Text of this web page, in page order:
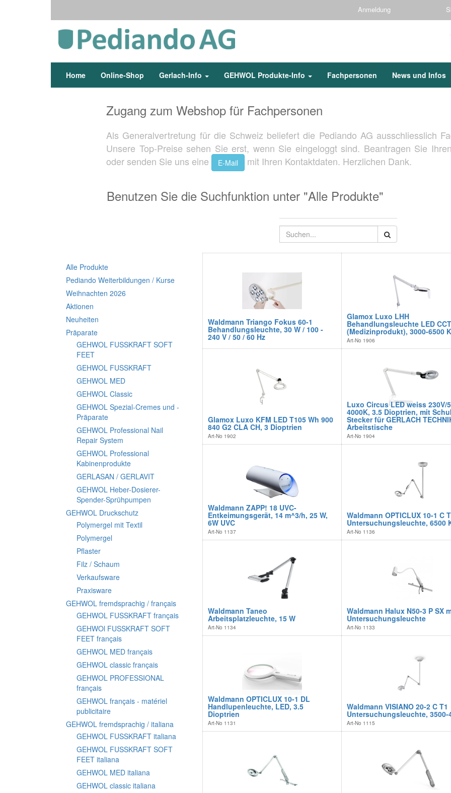
Anmeldung
Home Online-Shop Gerlach-Info GEHWOL Produkte-Info Fachpersonen News und Infos
Zugang zum Webshop für Fachpersonen
Als Generalvertretung für die Schweiz beliefert die Pediando AG ausschliesslich
Unsere Top-Preise sehen Sie erst, wenn Sie eingeloggt sind. Beantragen Sie
oder senden Sie uns eine
E-Mail mit Ihren Kontaktdaten. Herzlichen Dank.
Benutzen Sie die Suchfunktion unter "Alle Produkte"
Alle Produkte
Pediando Weiterbildungen / Kurse
Weihnachten 2026
Aktionen
Neuheiten
Präparate
GEHWOL FUSSKRAFT SOFT
FEET
GEHWOL FUSSKRAFT
GEHWOL MED
GEHWOL Classic
GEHWOL Spezial-Cremes und -
Präparate
GEHWOL Professional Nail
Repair System
GEHWOL Professional
Kabinenprodukte
GERLASAN / GERLAVIT
GEHWOL Heber-Dosierer-
Spender-Sprühpumpen
GEHWOL Druckschutz
Polymergel mit Textil
Polymergel
Pflaster
Filz / Schaum
Verkaufsware
Praxisware
GEHWOL fremdsprachig / français
GEHWOL FUSSKRAFT français
GEHWOl FUSSKRAFT SOFT
FEET français
GEHWOL MED français
GEHWOL classic français
GEHWOL PROFESSIONAL
français
GEHWOL français - matériel
publicitaire
GEHWOL fremdsprachig / italiana
GEHWOL FUSSKRAFT italiana
GEHWOL FUSSKRAFT SOFT
FEET italiana
GEHWOL MED italiana
GEHWOL classic italiana
Waldmann Triango Fokus 60-1
Behandlungsleuchte, 30 W / 100 -
240 V / 50 / 60 Hz
Glamox Luxo LHH
Behandlungsleuchte LED CCT
(Medizinprodukt), 3000-6500
Art-No 1906
Glamox Luxo KFM LED T105 Wh 900
840 G2 CLA CH, 3 Dioptrien
Art-No 1902
Luxo Circus LED weiss 230V/
4000K, 3.5 Dioptrien, mit
Stecker für GERLACH
Arbeitstische
Art-No 1904
Waldmann ZAPP! 18 UVC-
Entkeimungsgerät, 14 m^3/h, 25 W,
6W UVC
Art-No 1137
Waldmann OPTICLUX 10-1 C
Untersuchungsleuchte, 6500
Art-No 1136
Waldmann Taneo
Arbeitsplatzleuchte, 15 W
Art-No 1134
Waldmann Halux N50-3 P SX
Untersuchungsleuchte
Art-No 1133
Waldmann OPTICLUX 10-1 DL
Handlupenleuchte, LED, 3.5
Dioptrien
Art-No 1131
Waldmann VISIANO 20-2 C T1
Untersuchungsleuchte, 3500-
Art-No 1115